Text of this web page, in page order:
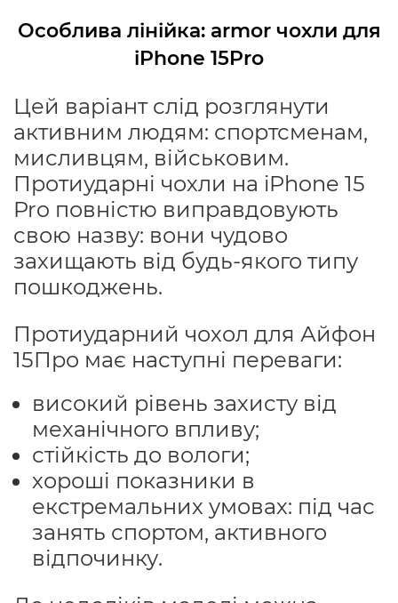
Особлива лінійка: armor чохли для
iPhone 15Pro
Цей варіант слід розглянути
активним людям: спортсменам,
мисливцям, військовим.
Протиударні чохли на iPhone 15
Pro повністю виправдовують
свою назву: вони чудово
захищають від будь-якого типу
пошкоджень.
Протиударний чохол для Айфон
15Про має наступні переваги:
високий рівень захисту від
механічного впливу;
стійкість до вологи;
хороші показники в
екстремальних умовах: під час
занять спортом, активного
відпочинку.